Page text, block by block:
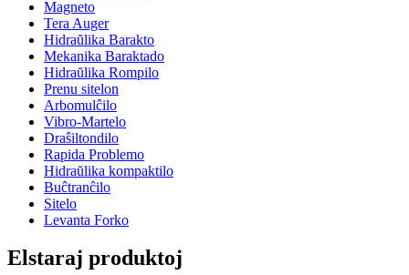
Magneto
Tera Auger
Hidraŭlika Barakto
Mekanika Baraktado
Hidraŭlika Rompilo
Prenu sitelon
Arbomulĉilo
Vibro-Martelo
Draŝiltondilo
Rapida Problemo
Hidraŭlika kompaktilo
Buĉtranĉilo
Sitelo
Levanta Forko
Elstaraj produktoj